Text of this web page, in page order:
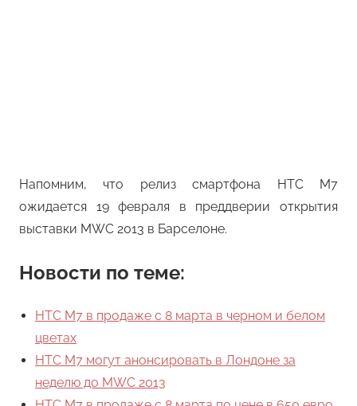
Напомним, что релиз смартфона HTC M7
ожидается 19 февраля в преддверии открытия
выставки MWC 2013 в Барселоне.
Новости по теме:
HTC M7 в продаже с 8 марта в черном и белом
цветах
HTC M7 могут анонсировать в Лондоне за
неделю до MWC 2013